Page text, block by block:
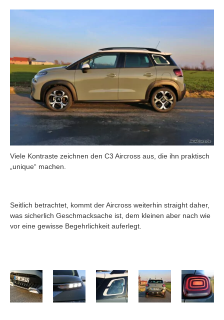
Viele Kontraste zeichnen den C3 Aircross aus, die ihn praktisch
„unique“ machen.
Seitlich betrachtet, kommt der Aircross weiterhin straight daher,
was sicherlich Geschmacksache ist, dem kleinen aber nach wie
vor eine gewisse Begehrlichkeit auferlegt.